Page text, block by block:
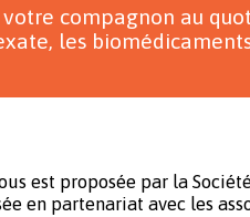
compagnon au
les
est proposée par la
en partenariat avec les